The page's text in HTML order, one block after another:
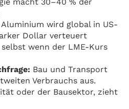
Aluminium wird global in US-
Dollar verteuert
wenn der LME-Kurs
Bau und Transport
Verbrauchs aus.
oder der Bausektor, zieht